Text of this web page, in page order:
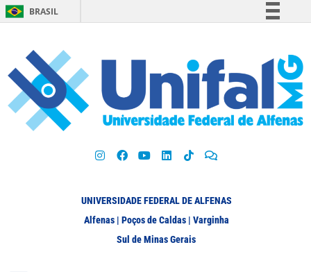
BRASIL
Participe
Acesso à informação
Legislação
UNIVERSIDADE FEDERAL DE ALFENAS
Alfenas | Poços de Caldas | Varginha
Sul de Minas Gerais